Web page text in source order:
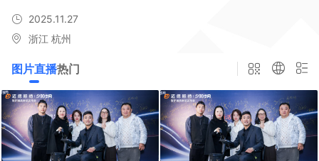
2025.11.27
浙江 杭州
图片直播热门